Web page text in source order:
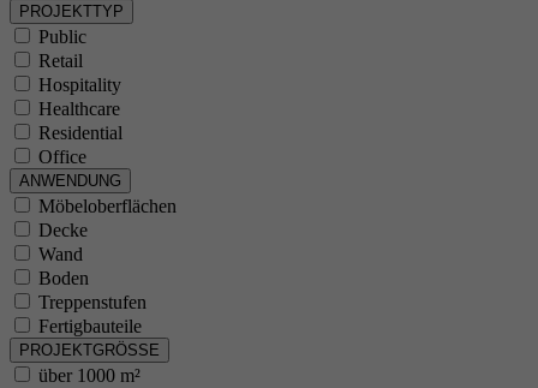
PROJEKTTYP
Public
Retail
Hospitality
Healthcare
Residential
Office
ANWENDUNG
Möbeloberflächen
Decke
Wand
Boden
Treppenstufen
Fertigbauteile
PROJEKTGRÖSSE
über 1000 m²